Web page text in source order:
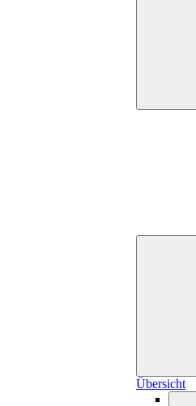
Übersicht